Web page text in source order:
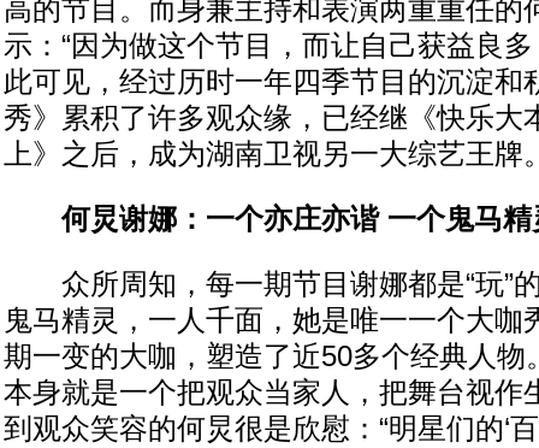
高的节目。而身兼主持和表演两重重任的
示：“因为做这个节目，而让自己获益良
此可见，经过历时一年四季节目的沉淀和
秀》累积了许多观众缘，已经继《快乐大
上》之后，成为湖南卫视另一大综艺王牌
何炅谢娜：一个亦庄亦谐 一个鬼马精
众所周知，每一期节目谢娜都是“玩”
鬼马精灵，一人千面，她是唯一一个大咖
期一变的大咖，塑造了近50多个经典人物
本身就是一个把观众当家人，把舞台视作
到观众笑容的何炅很是欣慰：“明星们的‘